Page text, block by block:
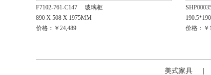
F7102-761-C147
玻璃柜
890 X 508 X 1975MM
价格：￥24,489
价格：￥
美式家具 |